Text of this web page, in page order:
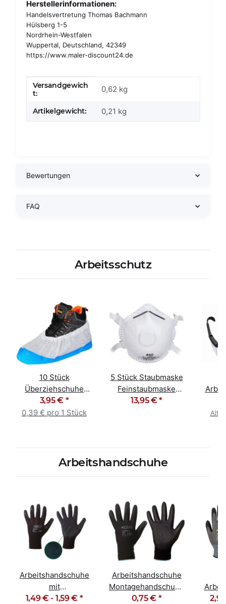
Herstellerinformationen:
Handelsvertretung Thomas Bachmann
Hülsberg 1-5
Nordrhein-Westfalen
Wuppertal, Deutschland, 42349
https://www.maler-discount24.de
Produkteigenschaft
Wert
Versandgewich
t:
0,62 kg
Artikelgewicht: 0,21 kg
Bewertungen
FAQ
Arbeitsschutz
10 Stück
Überziehschuhe
Polypropylen blau /
weiß
3,95 € *
0,39 € pro 1 Stück
5 Stück Staubmaske
Feinstaubmaske
Atemschutz FFP3 NR
13,95 €*
Arbeitshandschuhe
Arbeitshandschuhe
mit
Latexbeschichtung
1,49 € - 1,59 € *
Arbeitshandschuhe
Montagehandschuhe
PU schwarz
0,75 € *